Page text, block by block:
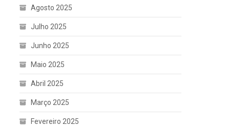
Agosto 2025
Julho 2025
Junho 2025
Maio 2025
Abril 2025
Março 2025
Fevereiro 2025